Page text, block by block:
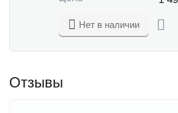
Нет в наличии
Отзывы